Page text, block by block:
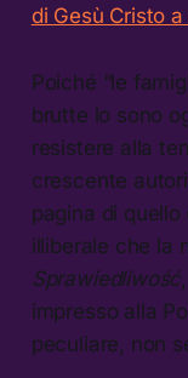
di Gesù Cristo
Poiché “le
brutte lo sono
resistere alla
crescente
pagina di
illiberale che la
Sprawiedliwość
impresso alla
peculiare, non